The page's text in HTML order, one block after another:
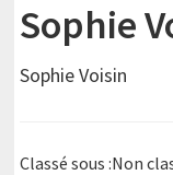
Sophie
Sophie Voisin
Classé sous :Non